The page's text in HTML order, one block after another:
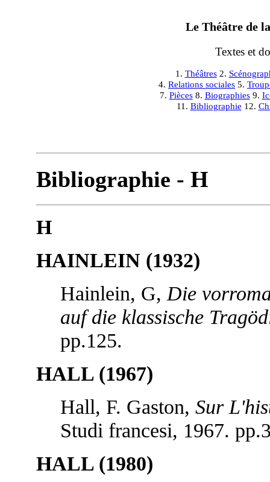
Le Théâtre de
Textes et
1. Théâtres2.
4. Relations sociales 5.
7. Pièces8. Biographies9.
11. Bibliographie 12.
Bibliographie - H
H
HAINLEIN (1932)
Hainlein, G, Die
auf die klassische
pp.125.
HALL (1967)
Hall, F. Gaston, Sur
Studi francesi, 1967.
HALL (1980)